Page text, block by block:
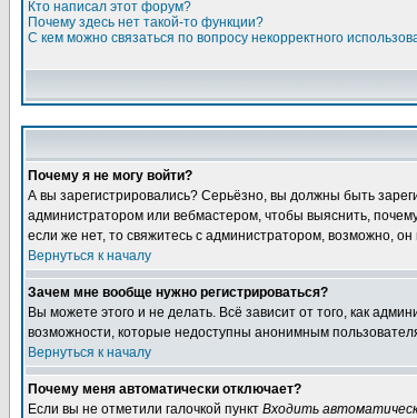
Кто написал этот форум?
Почему здесь нет такой-то функции?
С кем можно связаться по вопросу некорректного
Почему я не могу войти?
А вы зарегистрировались? Серьёзно, вы должны быть
администратором или вебмастером, чтобы выяснить,
если же нет, то свяжитесь с администратором, возможно,
Вернуться к началу
Зачем мне вообще нужно регистрироваться?
Вы можете этого и не делать. Всё зависит от того, как
возможности, которые недоступны анонимным
Вернуться к началу
Почему меня автоматически отключает?
Если вы не отметили галочкой пункт Входить